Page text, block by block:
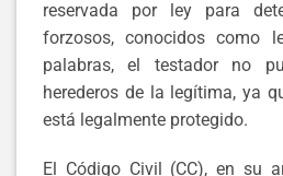
reservada por ley para
forzosos, conocidos como
palabras, el testador no
herederos de la legítima, ya
está legalmente protegido.
El Código Civil (CC), en su